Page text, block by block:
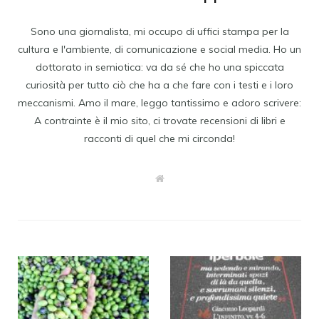
Sono una giornalista, mi occupo di uffici stampa per la
cultura e l'ambiente, di comunicazione e social media. Ho un
dottorato in semiotica: va da sé che ho una spiccata
curiosità per tutto ciò che ha a che fare con i testi e i loro
meccanismi. Amo il mare, leggo tantissimo e adoro scrivere:
A contrainte è il mio sito, ci trovate recensioni di libri e
racconti di quel che mi circonda!
W